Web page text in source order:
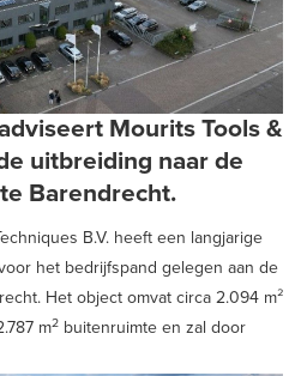
Mourits Tools &
uitbreiding naar de
Barendrecht.
B.V. heeft een langjarige
het bedrijfspand gelegen aan de
Het object omvat circa 2.094 m²
m2 buitenruimte en zal door